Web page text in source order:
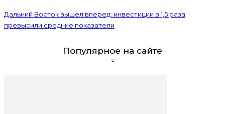
Дальний Восток вышел вперед: инвестиции в 1,5 раза
превысили средние показатели
Популярное на сайте